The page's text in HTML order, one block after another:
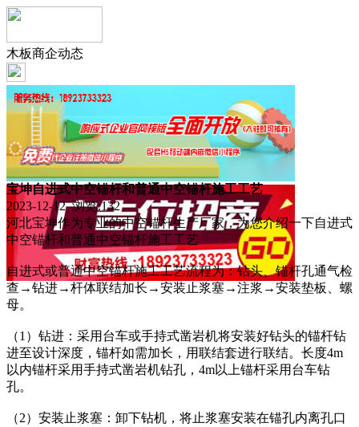
木板商企动态
宝坤自进式中空锚杆和普通中空锚杆施工工艺
2023-12-12 浏览:132
河北宝坤作为专业的中空锚杆生产厂家，为您介绍一下自进式
中空锚杆和普通中空锚杆施工工艺
自进式或普通中空锚杆施工工艺流程为：钻头、锚杆孔通气检
查→钻进→杆体联结加长→安装止浆塞→注浆→安装垫板、螺
母。
（1）钻进：采用台车或手持式凿岩机将安装好钻头的锚杆钻
进至设计深度，锚杆如需加长，用联结套进行联结。长度4m
以内锚杆采用手持式凿岩机钻孔，4m以上锚杆采用台车钻
孔。
（2）安装止浆塞：卸下钻机，将止浆塞安装在锚孔内离孔口